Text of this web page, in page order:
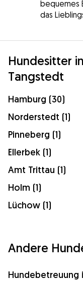
bequemes
das
Hundesitter
Tangstedt
Hamburg (30)
Norderstedt (1)
Pinneberg (1)
Ellerbek (1)
Amt Trittau (1)
Holm (1)
Lüchow (1)
Andere
Hundebetreuung